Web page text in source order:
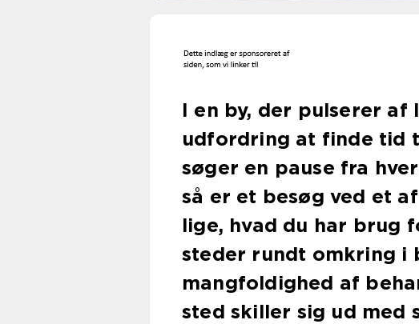
I en by, der pulserer af
udfordring at finde tid
søger en pause fra
så er et besøg ved et
lige, hvad du har brug
steder rundt omkring i
mangfoldighed af
sted skiller sig ud med